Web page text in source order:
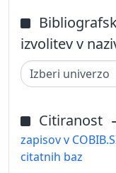
izvolitev v
Citiranost
zapisov v
citatnih baz